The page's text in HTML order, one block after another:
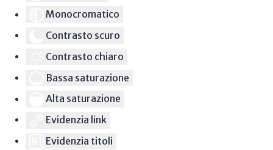
Monocromatico
Contrasto scuro
Contrasto chiaro
Bassa saturazione
Alta saturazione
Evidenzia link
Evidenzia titoli